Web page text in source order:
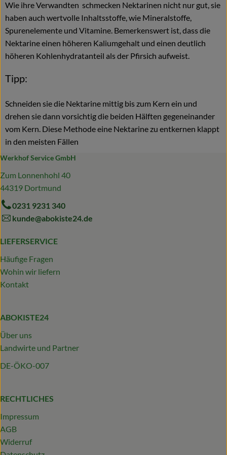
Wie ihre Verwandten schmecken Nektarinen nicht nur gut, sie
haben auch wertvolle Inhaltsstoffe, wie Mineralstoffe,
Spurenelemente und Vitamine. Bemerkenswert ist, dass die
Nektarine einen höheren Kaliumgehalt und einen deutlich
höheren Kohlenhydratanteil als der Pfirsich aufweist.
Tipp:
Schneiden sie die Nektarine mittig bis zum Kern ein und
drehen sie dann vorsichtig die beiden Hälften gegeneinander
vom Kern. Diese Methode eine Nektarine zu entkernen klappt
in den meisten Fällen
Werkhof Service GmbH
Zum Lonnenhohl 40
44319 Dortmund
0231 9231 340
kunde@abokiste24.de
LIEFERSERVICE
Häufige Fragen
Wohin wir liefern
Kontakt
ABOKISTE24
Über uns
Landwirte und Partner
DE-ÖKO-007
RECHTLICHES
Impressum
AGB
Widerruf